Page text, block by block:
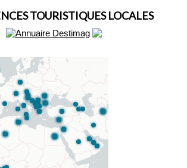
TOURISTIQUES LOCALES